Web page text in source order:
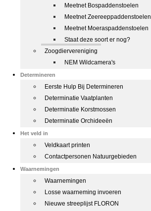
Meetnet Bospaddenstoelen
Meetnet Zeereeppaddenstoelen
Meetnet Moeraspaddenstoelen
Staat deze soort er nog?
Zoogdiervereniging
NEM Wildcamera's
Determineren
Eerste Hulp Bij Determineren
Determinatie Vaatplanten
Determinatie Korstmossen
Determinatie Orchideeën
Het veld in
Veldkaart printen
Contactpersonen Natuurgebieden
Waarnemingen
Waarnemingen
Losse waarneming invoeren
Nieuwe streeplijst FLORON